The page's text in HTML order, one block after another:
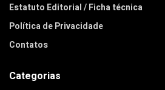
Estatuto Editorial / Ficha técnica
Política de Privacidade
Contatos
Categorias